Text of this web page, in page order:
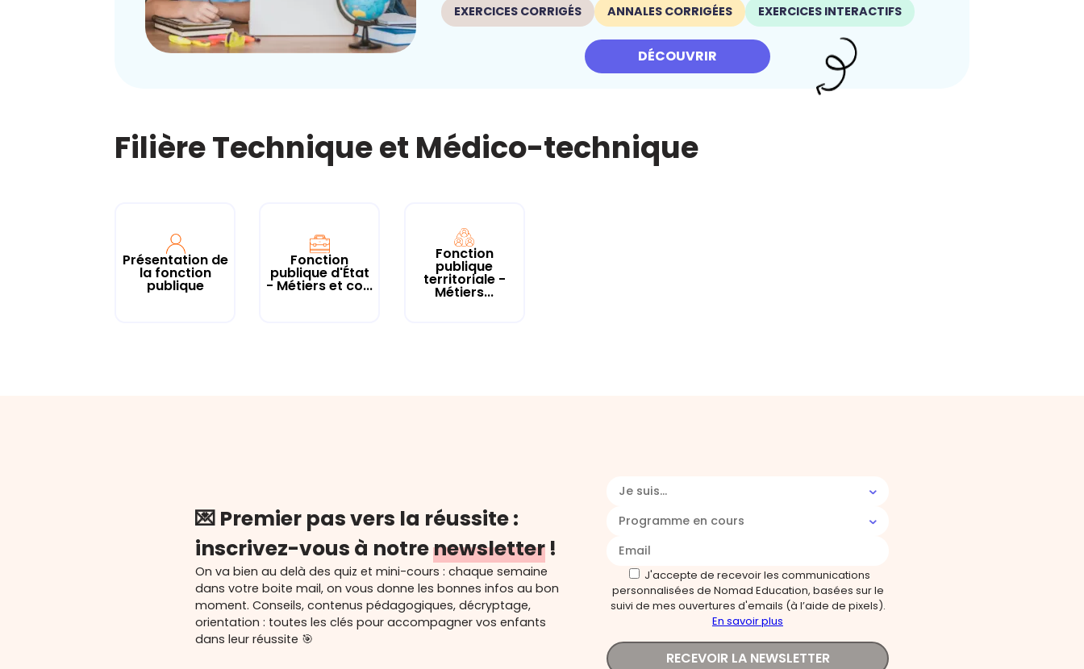
EXERCICES CORRIGÉS ANNALES CORRIGÉES EXERCICES INTERACTIFS
DÉCOUVRIR
Filière Technique et Médico-technique
Présentation de
la fonction
publique
Fonction
publique d'État
- Métiers et co...
Fonction
publique
territoriale -
Métiers...
💌 Premier pas vers la réussite :
inscrivez-vous à notrenewsletter !
On va bien au delà des quiz et mini-cours : chaque semaine
dans votre boite mail, on vous donne les bonnes infos au bon
moment. Conseils, contenus pédagogiques, décryptage,
orientation : toutes les clés pour accompagner vos enfants
dans leur réussite 🎯
Je suis...
Programme en cours
J'accepte de recevoir les communications
personnalisées de Nomad Education, basées sur le
suivi de mes ouvertures d'emails (à l’aide de pixels).
En savoir plus
RECEVOIR LA NEWSLETTER